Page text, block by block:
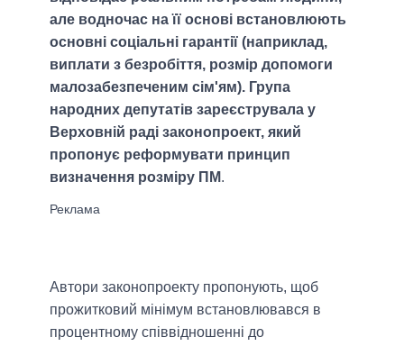
але водночас на її основі встановлюють
основні соціальні гарантії (наприклад,
виплати з безробіття, розмір допомоги
малозабезпеченим сім'ям). Група
народних депутатів зареєструвала у
Верховній раді законопроект, який
пропонує реформувати принцип
визначення розміру ПМ.
Автори законопроекту пропонують, щоб
прожитковий мінімум встановлювався в
процентному співвідношенні до